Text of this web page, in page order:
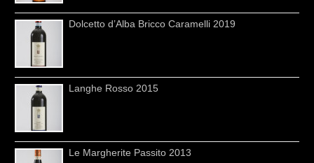
Dolcetto d’Alba Bricco Caramelli 2019
Langhe Rosso 2015
Le Margherite Passito 2013